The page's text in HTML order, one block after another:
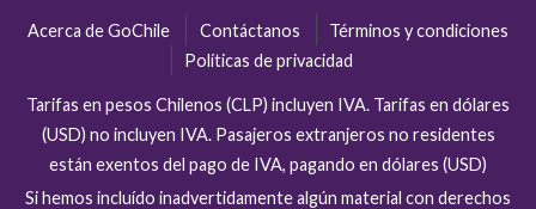
Acerca de GoChile Contáctanos
Términos y condiciones
Políticas de privacidad
Tarifas en pesos Chilenos (CLP) incluyen IVA. Tarifas en dólares
(USD) no incluyen IVA. Pasajeros extranjeros no residentes
están exentos del pago de IVA, pagando en dólares (USD)
Si hemos incluído inadvertidamente algún material con derechos